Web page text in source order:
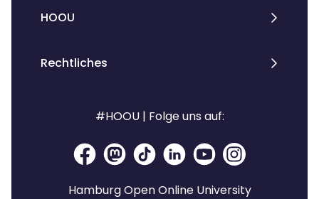
HOOU
Rechtliches
#HOOU | Folge uns auf:
Hamburg Open Online University